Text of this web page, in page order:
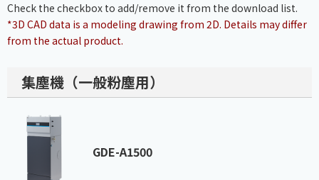
Check the checkbox to add/remove it from the download list.
*3D CAD data is a modeling drawing from 2D. Details may differ
from the actual product.
集塵機（一般粉塵用）
GDE-A1500